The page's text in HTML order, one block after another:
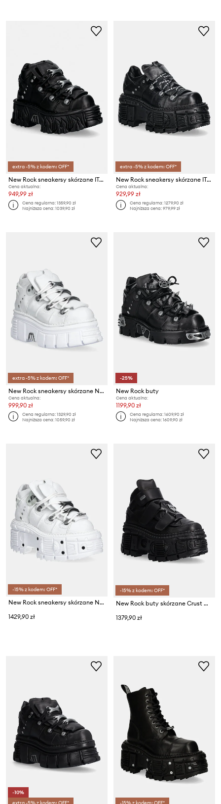
extra -5% z kodem: OFF*
New Rock sneakersy skórzane ITALI NEGRO, NOMADA NEGRO
Cena aktualna:
949,99 zł
Cena regularna:1359,90 zł
Najniższa cena:1039,90 zł
extra -5% z kodem: OFF*
New Rock sneakersy skórzane ITALI NEGRO, TANK NE
Cena aktualna:
929,99 zł
Cena regularna:1279,90 zł
Najniższa cena:979,99 zł
extra -5% z kodem: OFF*
New Rock sneakersy skórzane Napa Blanca, Tower Blanco E14 + Lateral
Cena aktualna:
999,90 zł
Cena regularna:1329,90 zł
Najniższa cena:1059,90 zł
-25%
New Rock buty
Cena aktualna:
1199,90 zł
Cena regularna:1609,90 zł
Najniższa cena:1609,90 zł
-15% z kodem: OFF*
New Rock sneakersy skórzane NAPA BLANCA + IMPERFECT TANK BLANCO TORNILLOS
1429,90 zł
-15% z kodem: OFF*
New Rock buty skórzane Crust Negro Negro + Tank Casco Negro
1379,90 zł
-10%
extra -5% z kodem: OFF*
-15% z kodem: OFF*